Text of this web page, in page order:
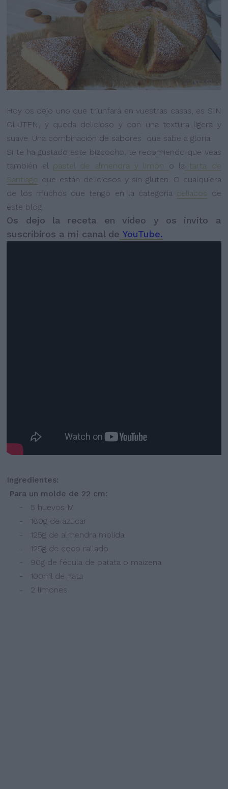
Hoy os dejo uno que triunfará en vuestras casas, es SIN
GLUTEN, y queda delicioso y con una textura ligera y
suave. Una combinación de sabores
que sabe a gloria.
Si te ha gustado este bizcocho, te recomiendo que veas
también el pastel de almendra y limón o latarta de
Santiago que están deliciosos y sin gluten. O cualquiera
de los muchos que tengo en la categoría celiacos de
este blog.
Os dejo la receta en vídeo y os invito a
suscribiros a mi canal de YouTube.
Ingredientes:
Para un molde de 22 cm:
- 5 huevos M
- 180g de azúcar
- 125g de almendra molida
- 125g de coco rallado
- 90g de fécula de patata o maizena
- 100ml de nata
- 2 limones